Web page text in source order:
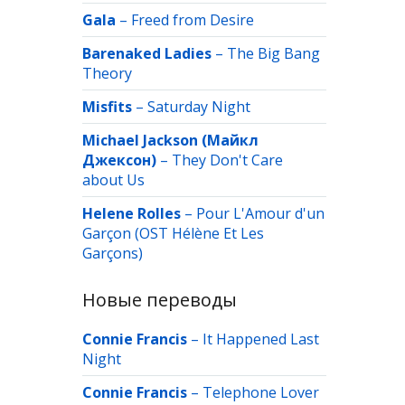
Gala – Freed from Desire
Barenaked Ladies – The Big Bang
Theory
Misfits – Saturday Night
Michael Jackson (Майкл
Джексон) – They Don't Care
about Us
Helene Rolles – Pour L'Amour d'un
Garçon (OST Hélène Et Les
Garçons)
Новые переводы
Connie Francis – It Happened Last
Night
Connie Francis – Telephone Lover